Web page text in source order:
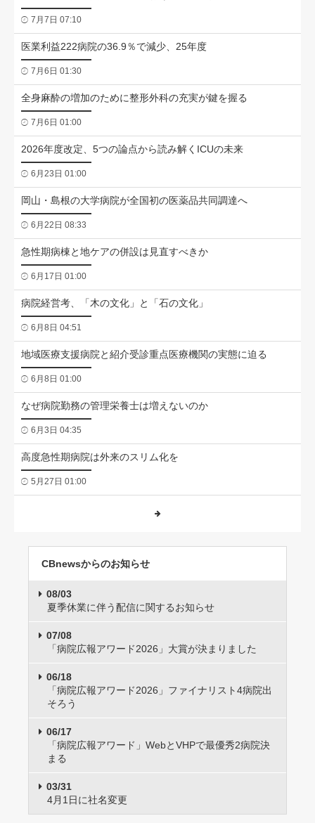
7月7日 07:10
医業利益222病院の36.9％で減少、25年度
7月6日 01:30
全身麻酔の増加のために整形外科の充実が鍵を握る
7月6日 01:00
2026年度改定、5つの論点から読み解くICUの未来
6月23日 01:00
岡山・島根の大学病院が全国初の医薬品共同調達へ
6月22日 08:33
急性期病棟と地ケアの併設は見直すべきか
6月17日 01:00
病院経営考、「木の文化」と「石の文化」
6月8日 04:51
地域医療支援病院と紹介受診重点医療機関の実態に迫る
6月8日 01:00
なぜ病院勤務の管理栄養士は増えないのか
6月3日 04:35
高度急性期病院は外来のスリム化を
5月27日 01:00
CBnewsからのお知らせ
08/03
夏季休業に伴う配信に関するお知らせ
07/08
「病院広報アワード2026」大賞が決まりました
06/18
「病院広報アワード2026」ファイナリスト4病院出
そろう
06/17
「病院広報アワード」WebとVHPで最優秀2病院決
まる
03/31
4月1日に社名変更